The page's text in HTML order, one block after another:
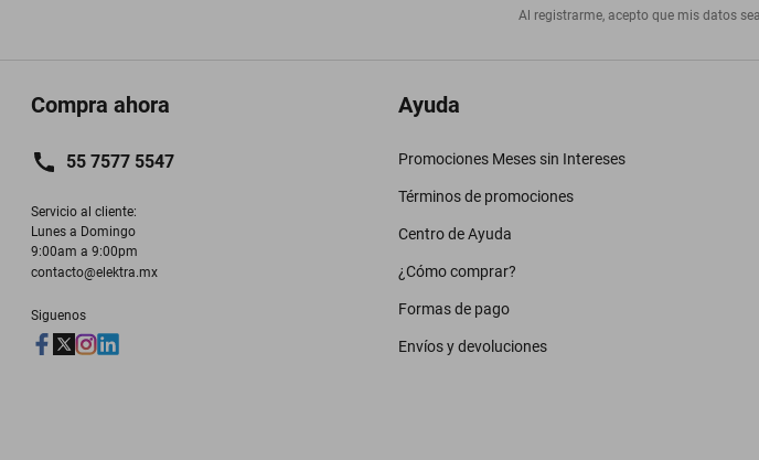
Al registrarme, acepto que mis datos
Compra ahora
55 7577 5547
Servicio al cliente:
Lunes a Domingo
9:00am a 9:00pm
contacto@elektra.mx
Siguenos
Ayuda
Promociones Meses sin Intereses
Términos de promociones
Centro de Ayuda
¿Cómo comprar?
Formas de pago
Envíos y devoluciones